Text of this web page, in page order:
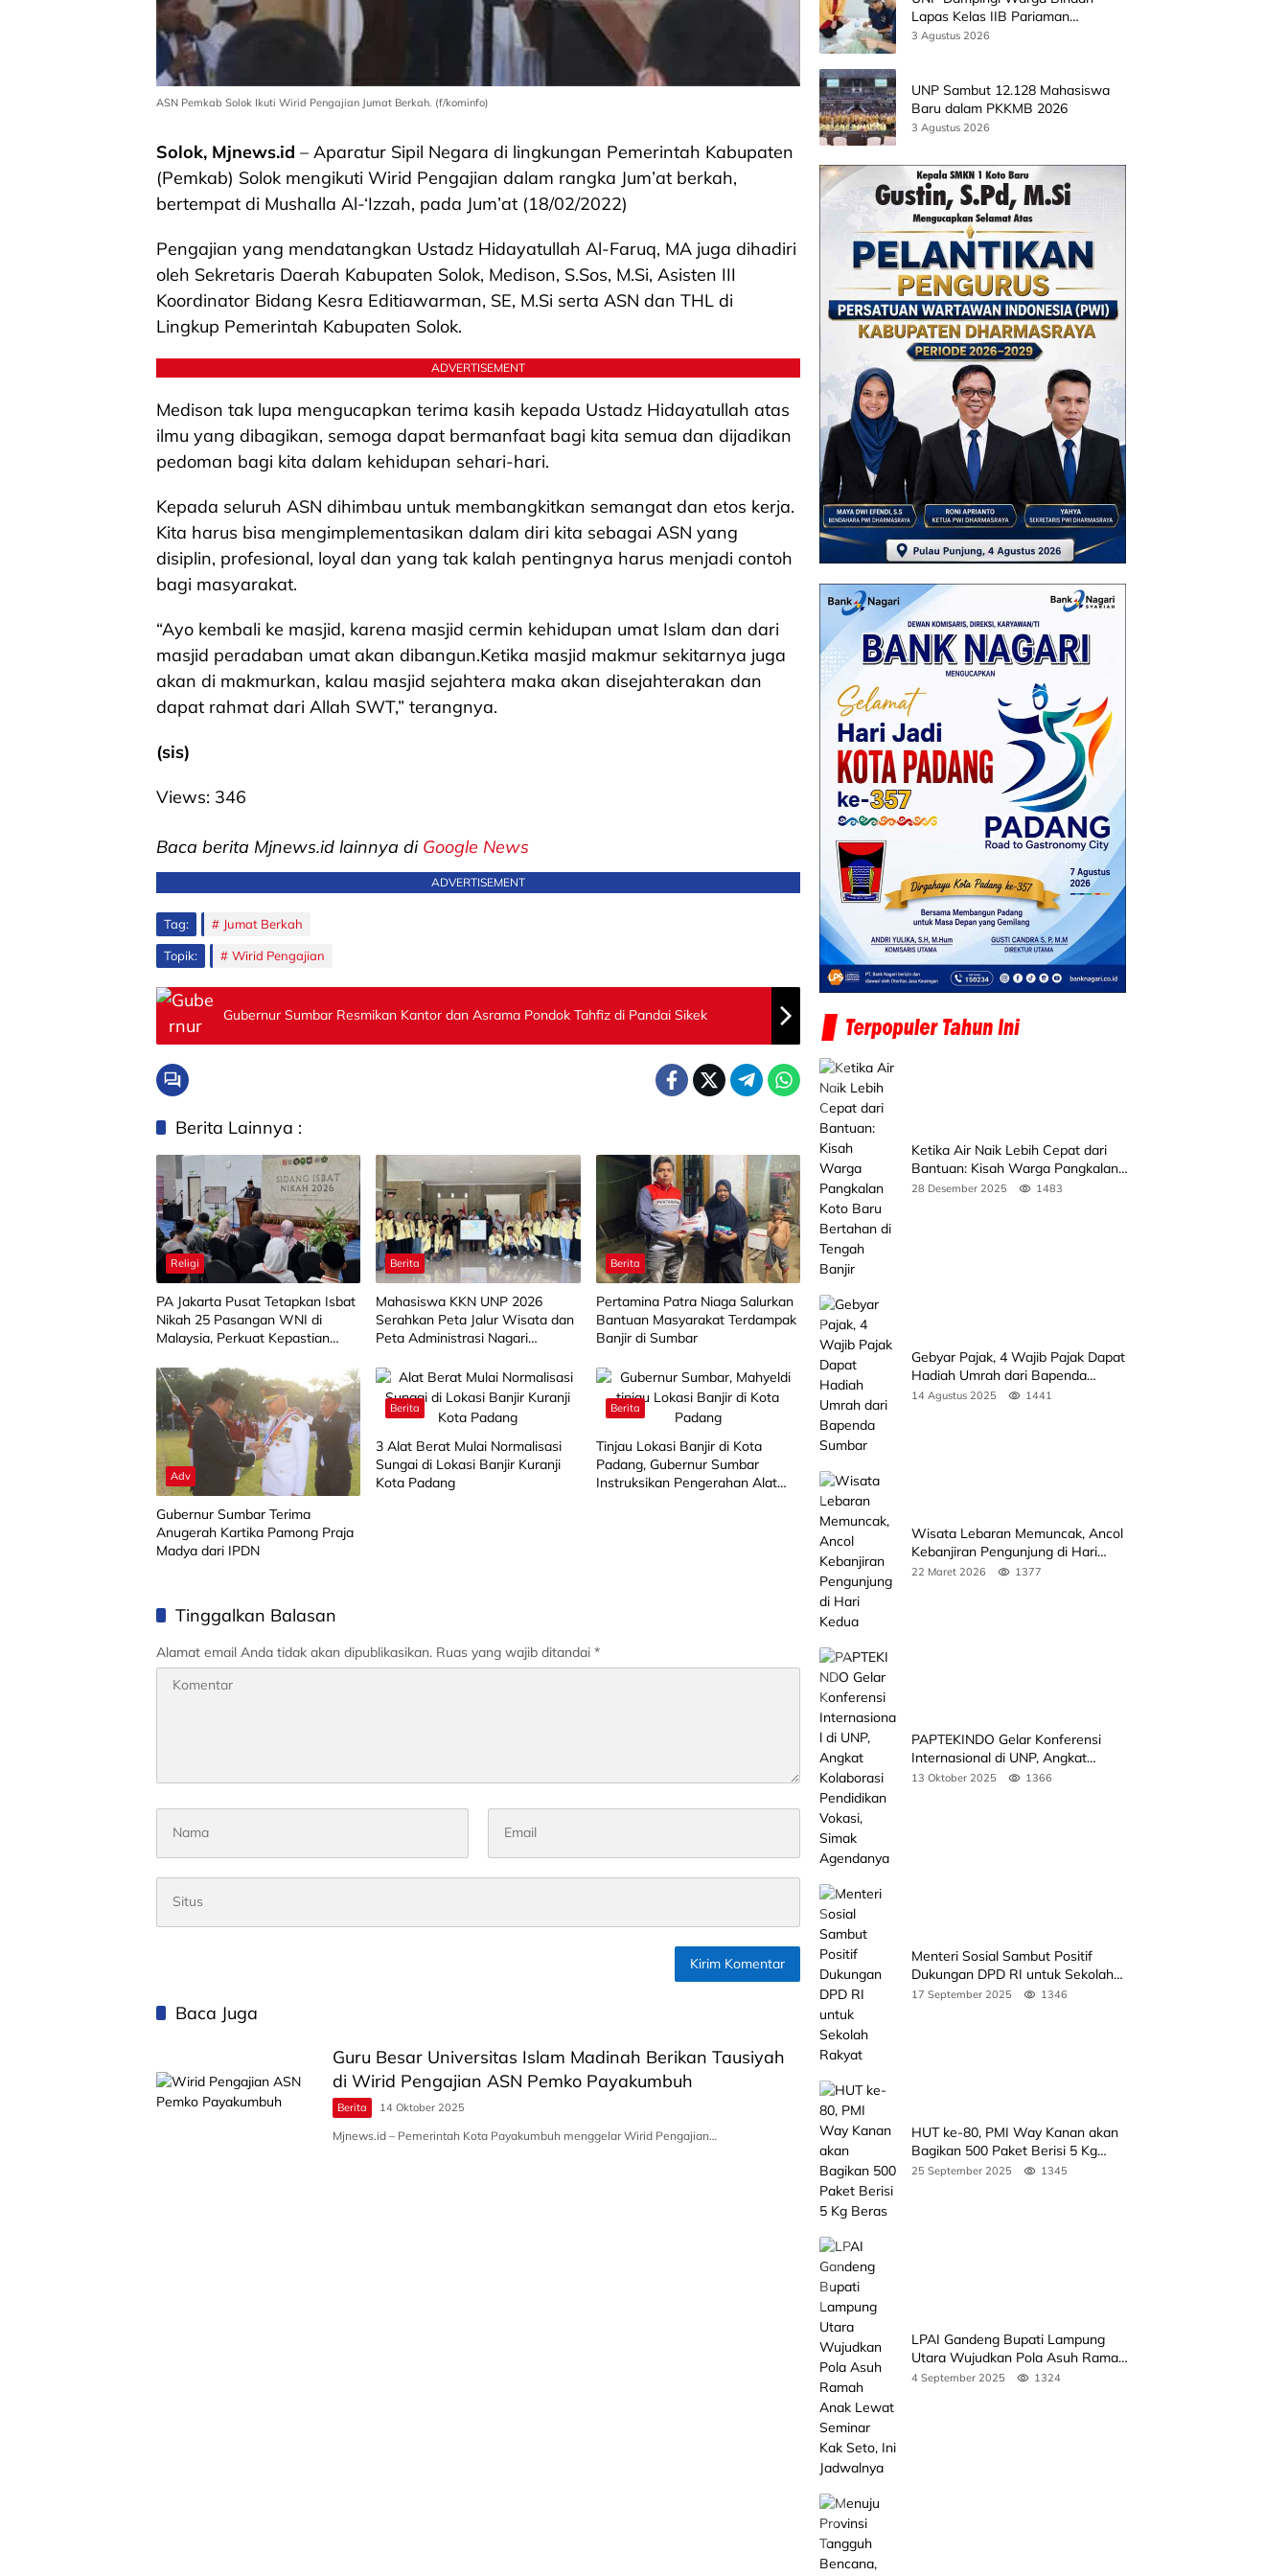
ASN Pemkab Solok Ikuti Wirid Pengajian Jumat Berkah. (f/kominfo)
Solok, Mjnews.id – Aparatur Sipil Negara di lingkungan Pemerintah Kabupaten
(Pemkab) Solok mengikuti Wirid Pengajian dalam rangka Jum’at berkah,
bertempat di Mushalla Al-‘Izzah, pada Jum’at (18/02/2022)
Pengajian yang mendatangkan Ustadz Hidayatullah Al-Faruq, MA juga dihadiri
oleh Sekretaris Daerah Kabupaten Solok, Medison, S.Sos, M.Si, Asisten III
Koordinator Bidang Kesra Editiawarman, SE, M.Si serta ASN dan THL di
Lingkup Pemerintah Kabupaten Solok.
ADVERTISEMENT
Medison tak lupa mengucapkan terima kasih kepada Ustadz Hidayatullah atas
ilmu yang dibagikan, semoga dapat bermanfaat bagi kita semua dan dijadikan
pedoman bagi kita dalam kehidupan sehari-hari.
Kepada seluruh ASN dihimbau untuk membangkitkan semangat dan etos kerja.
Kita harus bisa mengimplementasikan dalam diri kita sebagai ASN yang
disiplin, profesional, loyal dan yang tak kalah pentingnya harus menjadi contoh
bagi masyarakat.
“Ayo kembali ke masjid, karena masjid cermin kehidupan umat Islam dan dari
masjid peradaban umat akan dibangun.Ketika masjid makmur sekitarnya juga
akan di makmurkan, kalau masjid sejahtera maka akan disejahterakan dan
dapat rahmat dari Allah SWT,” terangnya.
(sis)
Views: 346
Baca berita Mjnews.id lainnya di Google News
ADVERTISEMENT
Tag: Jumat Berkah
Topik: Wirid Pengajian
Gubernur Sumbar Resmikan Kantor dan Asrama Pondok Tahfiz di Pandai Sikek
Berita Lainnya :
Religi
PA Jakarta Pusat Tetapkan Isbat
Nikah 25 Pasangan WNI di
Malaysia, Perkuat Kepastian
Berita
Mahasiswa KKN UNP 2026
Serahkan Peta Jalur Wisata dan
Peta Administrasi Nagari
Berita
Pertamina Patra Niaga Salurkan
Bantuan Masyarakat Terdampak
Banjir di Sumbar
Adv
Gubernur Sumbar Terima
Anugerah Kartika Pamong Praja
Madya dari IPDN
Berita
3 Alat Berat Mulai Normalisasi
Sungai di Lokasi Banjir Kuranji
Kota Padang
Berita
Tinjau Lokasi Banjir di Kota
Padang, Gubernur Sumbar
Instruksikan Pengerahan Alat
Tinggalkan Balasan
Alamat email Anda tidak akan dipublikasikan. Ruas yang wajib ditandai *
Baca Juga
Guru Besar Universitas Islam Madinah Berikan Tausiyah
di Wirid Pengajian ASN Pemko Payakumbuh
Berita 14 Oktober 2025
Mjnews.id – Pemerintah Kota Payakumbuh menggelar Wirid Pengajian…
Lapas Kelas IIB Pariaman
Kembangkan Produk Kreatif
3 Agustus 2026
UNP Sambut 12.128 Mahasiswa
Baru dalam PKKMB 2026
3 Agustus 2026
Ketika Air Naik Lebih Cepat dari
Bantuan: Kisah Warga Pangkalan
Koto Baru Bertahan di Tengah
28 Desember 2025 1483
Gebyar Pajak, 4 Wajib Pajak Dapat
Hadiah Umrah dari Bapenda
Sumbar
14 Agustus 2025 1441
Wisata Lebaran Memuncak, Ancol
Kebanjiran Pengunjung di Hari
Kedua
22 Maret 2026 1377
PAPTEKINDO Gelar Konferensi
Internasional di UNP, Angkat
Kolaborasi Pendidikan Vokasi,
13 Oktober 2025 1366
Menteri Sosial Sambut Positif
Dukungan DPD RI untuk Sekolah
Rakyat
17 September 2025 1346
HUT ke-80, PMI Way Kanan akan
Bagikan 500 Paket Berisi 5 Kg
Beras
25 September 2025 1345
LPAI Gandeng Bupati Lampung
Utara Wujudkan Pola Asuh Ramah
Anak Lewat Seminar Kak Seto, Ini
4 September 2025 1324